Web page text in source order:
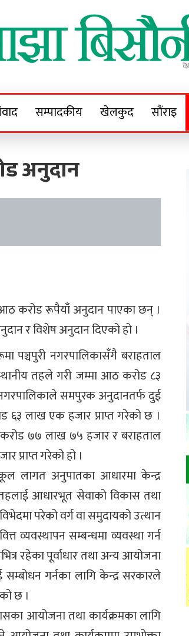
Bisaunee
सम्पादकीय खेलकुद सौंराइ
अनुदान
करोड रूपैयाँ अनुदान पाएका छन् ।
र विशेष अनुदान दिएको हो ।
पञ्चपुरी नगरपालिकासँगै बराहताल
तहले गरी जम्मा आठ करोड ८३
समपुरक अनुदानतर्फ दुई
लाख एक हजार प्राप्त गरेको छ ।
७७ लाख ७५ हजार र बराहताल
प्राप्त गरेको हो ।
कूल लागत अनुपातका आधारमा केन्द्र
आधारभूत सेवाको विकास तथा
परेको वर्ग वा समुदायको उत्थान
व्यवस्थापन सम्बन्धमा व्यवस्था गर्न
रहेका पूर्वाधार तथा अन्य आयोजना
सम्बोधन गर्नका लागि केन्द्र सरकारले
छ ।
आयोजना तथा कार्यक्रमका लागि